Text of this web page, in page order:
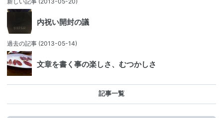
内祝い開封の議
過去の記事 (2013-05-14)
文章を書く事の楽しさ、むつかしさ
記事一覧